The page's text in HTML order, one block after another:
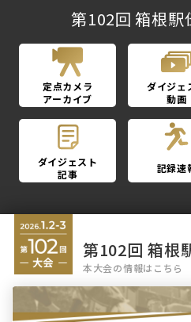
第102回 箱根駅
定点カメラ
アーカイブ
ダイジェ
動画
ダイジェスト
記事
記録速
第102回 箱根
本大会の情報はこちら